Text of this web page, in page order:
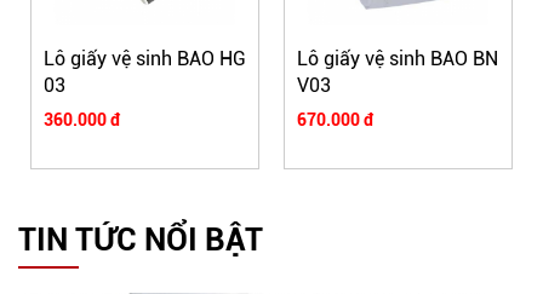
Lô giấy vệ sinh BAO HG
03
360.000 đ
Lô giấy vệ sinh BAO BN
V03
670.000 đ
TIN TỨC NỔI BẬT